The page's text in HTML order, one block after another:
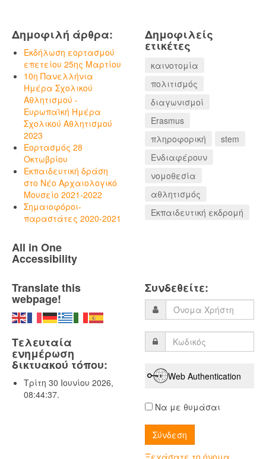
Δημοφιλή άρθρα:
Εκδήλωση εορτασμού
επετείου 25ης Μαρτίου
10η Πανελλήνια
Ημέρα Σχολικού
Αθλητισμού -
Ευρωπαϊκή Ημέρα
Σχολικού Αθλητισμού
2023
Εορτασμός 28
Οκτωβρίου
Εκπαιδευτική δράση
στο Νέο Αρχαιολογικό
Μουσείο 2021-2022
Σημαιοφόροι-
παραστάτες 2020-2021
All in One
Accessibility
Δημοφιλείς
ετικέτες
καινοτομία
πολιτισμός
διαγωνισμοί
Erasmus
πληροφορική
stem
Ενδιαφέρουν
νομοθεσία
αθλητισμός
Εκπαιδευτική εκδρομή
Translate this
webpage!
Τελευταία
ενημέρωση
δικτυακού τόπου:
Τρίτη 30 Ιουνίου 2026,
08:44:37.
Συνδεθείτε:
Web Authentication
Να με θυμάσαι
Ξεχάσατε το όνομα